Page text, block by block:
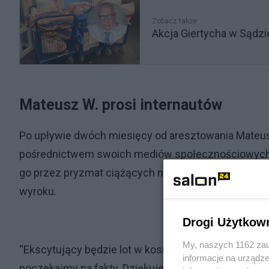
Zobacz także
Akcja Giertycha w
Mateusz W. prosi internautów
Po upływie dwóch miesięcy od aresztowania
pośrednictwem swoich mediów
go przez pryzmat ciążących na nim zarzutów, a z
wyroku.
“Ekscytujący będzie lot w kosmos Polaka. Ja
Drogi
My, naszych 1162
informacje na